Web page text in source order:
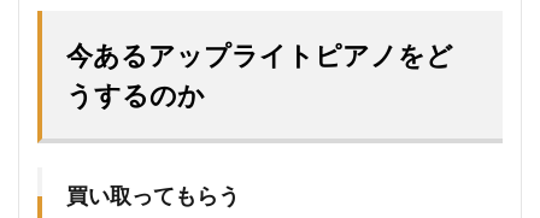
今あるアップライトピアノをど
うするのか
買い取ってもらう